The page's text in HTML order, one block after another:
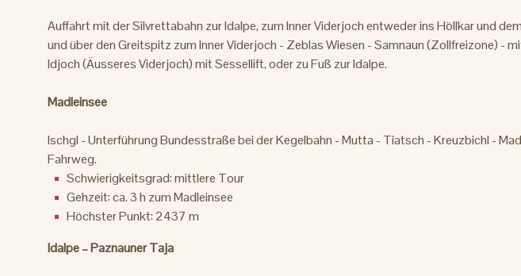
Auffahrt mit der Silvrettabahn zur Idalpe, zum Inner Viderjoch entweder ins Höllkar und
und über den Greitspitz zum Inner Viderjoch - Zeblas Wiesen - Samnaun (Zollfreizone) -
Idjoch (Äusseres Viderjoch) mit Sessellift, oder zu Fuß zur Idalpe.
Madleinsee
Ischgl - Unterführung Bundesstraße bei der Kegelbahn - Mutta - Tiatsch - Kreuzbichl -
Fahrweg.
Schwierigkeitsgrad: mittlere Tour
Gehzeit: ca. 3 h zum Madleinsee
Höchster Punkt: 2437 m
Idalpe – Paznauner Taja